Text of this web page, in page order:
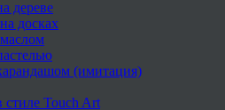
дереве
досках
(имитация)
стиле Touch Art